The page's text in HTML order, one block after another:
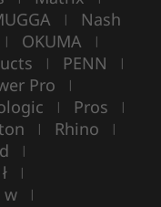
| Nash
| OKUMA |
| PENN |
Pro |
| Pros |
| Rhino |
|
|
w |